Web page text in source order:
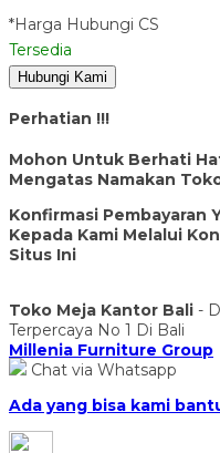
*Harga Hubungi CS
Tersedia
Hubungi Kami
Perhatian !!!
Mohon Untuk Berhati
Mengatas Namakan
Konfirmasi Pembayaran
Kepada Kami Melalui
Situs Ini
Toko Meja Kantor Bali -
Terpercaya No 1 Di Bali
Millenia Furniture Group
Chat via Whatsapp
Ada yang bisa kami